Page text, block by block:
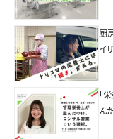
厨
イ
「
ん